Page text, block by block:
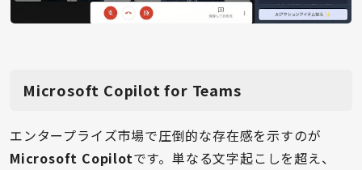
Microsoft Copilot for Teams
エンタープライズ市場で圧倒的な存在感を示すのが
Microsoft Copilotです。単なる文字起こしを超え、